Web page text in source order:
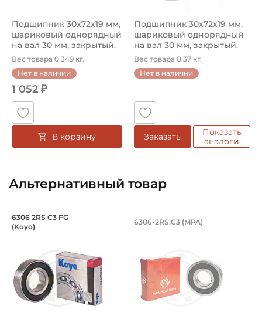
Подшипник 30х72х19 мм,
шариковый однорядный
на вал 30 мм, закрытый.
Арт...
Вес товара 0.349 кг.
Нет в наличии
1 052 ₽
В корзину
Подшипник 30х72х19 мм,
шариковый однорядный
на вал 30 мм, закрытый.
Арт...
Вес товара 0.37 кг.
Нет в наличии
Заказать
Показать
аналоги
Альтернативный товар
Подшипник 30х72х19 мм, шариковый
Подшипник номер 6306 2RS C3 FG Koyo с основными
6306 2RS C3 FG
(Koyo)
Подшипник
6306-2RS.C3 (MPA)